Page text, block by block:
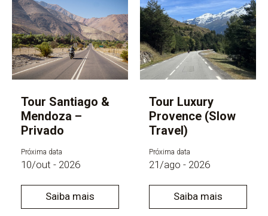
Tour Santiago &
Mendoza –
Privado
Próxima data
10/out - 2026
Saiba mais
Tour Luxury
Provence (Slow
Travel)
Próxima data
21/ago - 2026
Saiba mais